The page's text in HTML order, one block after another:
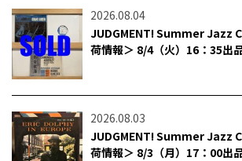
2026.08.04
JUDGMENT! Summer Jazz
荷情報＞ 8/4（火）16：35出
2026.08.03
JUDGMENT! Summer Jazz
荷情報＞ 8/3（月）17：00出